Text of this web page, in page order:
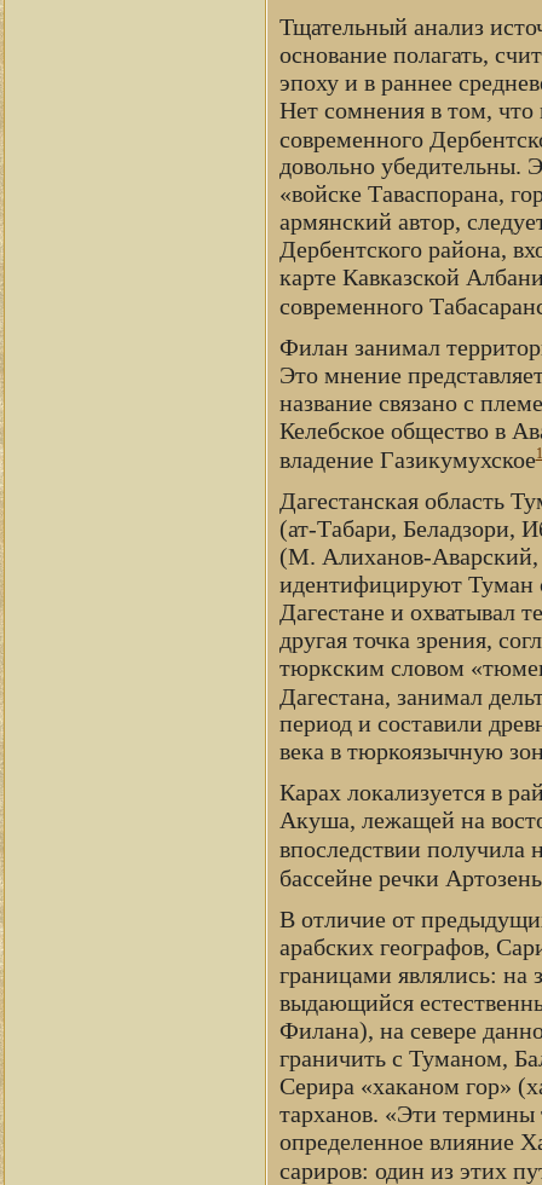
Тщательный анализ
основание полагать,
эпоху и в раннее
Нет сомнения в том, что
современного
довольно убедительны.
«войске Таваспорана,
армянский автор,
Дербентского района,
карте Кавказской
современного
Филан занимал
Это мнение
название связано с
Келебское общество в
владение Газикумухское
Дагестанская область
(ат-Табари, Беладзори,
(М. Алиханов-
идентифицируют Туман
Дагестане и охватывал
другая точка зрения,
тюркским словом
Дагестана, занимал
период и составили
века в тюркоязычную
Карах локализуется в
Акуша, лежащей на
впоследствии получила
бассейне речки
В отличие от
арабских географов,
границами являлись:
выдающийся
Филана), на севере
граничить с Туманом,
Серира «хаканом гор»
тарханов. «Эти
определенное влияние
сариров: один из этих